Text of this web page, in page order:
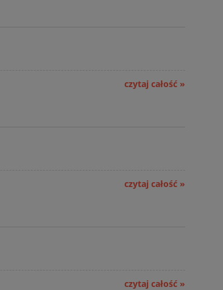
czytaj całość »
czytaj całość »
czytaj całość »